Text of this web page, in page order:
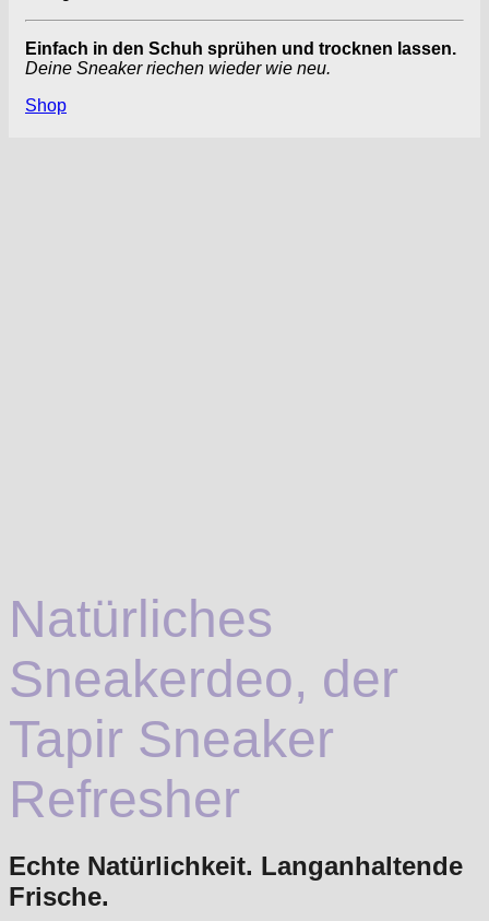
Einfach in den Schuh sprühen und trocknen lassen.
Deine Sneaker riechen wieder wie neu.
Shop
Natürliches
Sneakerdeo, der
Tapir Sneaker
Refresher
Echte Natürlichkeit. Langanhaltende
Frische.